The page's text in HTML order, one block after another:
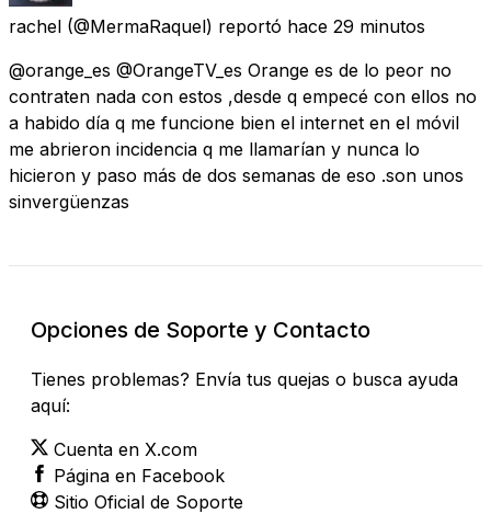
rachel (@MermaRaquel) reportó hace 29 minutos
@orange_es @OrangeTV_es Orange es de lo peor no
contraten nada con estos ,desde q empecé con ellos no
a habido día q me funcione bien el internet en el móvil
me abrieron incidencia q me llamarían y nunca lo
hicieron y paso más de dos semanas de eso .son unos
sinvergüenzas
Opciones de Soporte y Contacto
Tienes problemas? Envía tus quejas o busca ayuda
aquí:
Cuenta en X.com
Página en Facebook
Sitio Oficial de Soporte